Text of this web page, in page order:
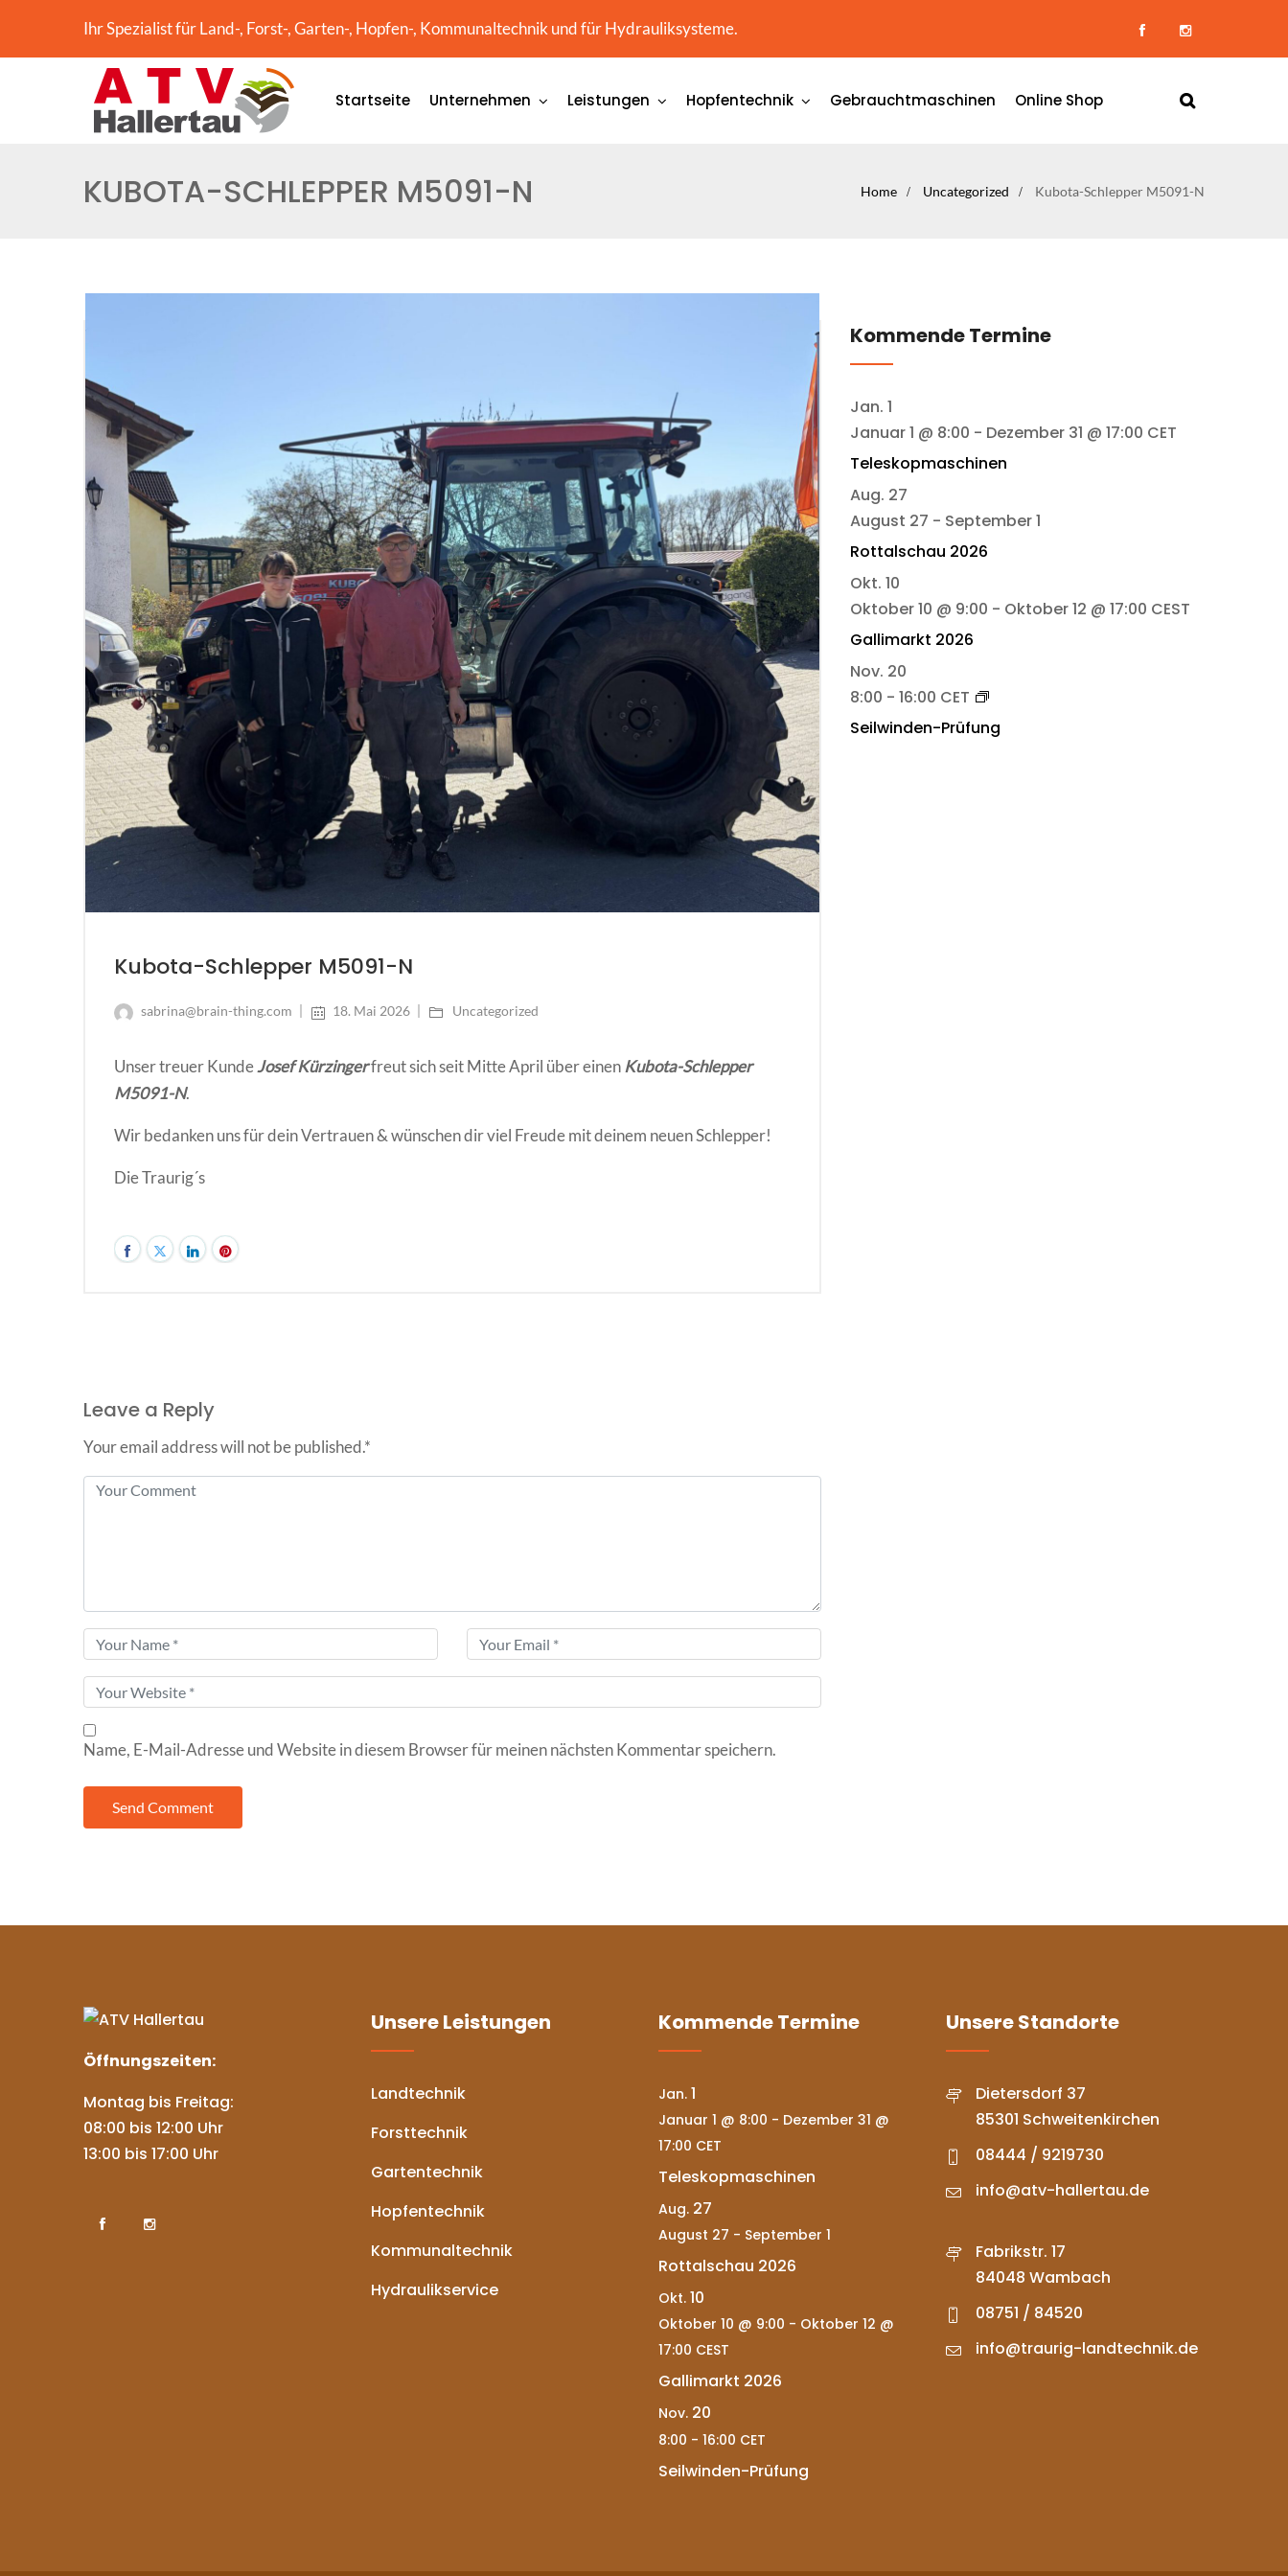
Ihr Spezialist für Land-, Forst-, Garten-, Hopfen-, Kommunaltechnik und für Hydrauliksysteme.
Startseite Unternehmen Leistungen Hopfentechnik Gebrauchtmaschinen Online Shop
KUBOTA-SCHLEPPER M5091-N Home Uncategorized Kubota-Schlepper M5091-N
Kubota-Schlepper M5091-N
sabrina@brain-thing.com 18. Mai 2026 Uncategorized
Unser treuer KundeJosef Kürzingerfreut sich seit Mitte April über einenKubota-Schlepper
M5091-N.
Wir bedanken uns für dein Vertrauen & wünschen dir viel Freude mit deinem neuen Schlepper!
Die Traurig´s
Leave a Reply
Your email address will not be published.*
Name, E-Mail-Adresse und Website in diesem Browser für meinen nächsten Kommentar speichern.
Kommende Termine
Jan. 1
Januar 1 @ 8:00 - Dezember 31 @ 17:00 CET
Teleskopmaschinen
Aug. 27
August 27 - September 1
Rottalschau 2026
Okt. 10
Oktober 10 @ 9:00 - Oktober 12 @ 17:00 CEST
Gallimarkt 2026
Nov. 20
8:00 - 16:00 CET
Seilwinden-Prüfung
Öffnungszeiten:
Montag bis Freitag:
08:00 bis 12:00 Uhr
13:00 bis 17:00 Uhr
Unsere Leistungen
Landtechnik
Forsttechnik
Gartentechnik
Hopfentechnik
Kommunaltechnik
Hydraulikservice
Kommende Termine
Jan. 1
Januar 1 @ 8:00 - Dezember 31 @
17:00 CET
Teleskopmaschinen
Aug. 27
August 27 - September 1
Rottalschau 2026
Okt. 10
Oktober 10 @ 9:00 - Oktober 12 @
17:00 CEST
Gallimarkt 2026
Nov. 20
8:00 - 16:00 CET
Seilwinden-Prüfung
Unsere Standorte
Dietersdorf 37
85301 Schweitenkirchen
08444 / 9219730
info@atv-hallertau.de
Fabrikstr. 17
84048 Wambach
08751 / 84520
info@traurig-landtechnik.de